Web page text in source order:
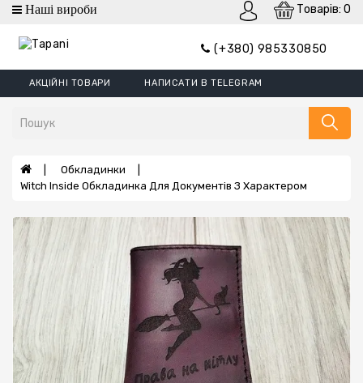
(+380) 985330850
Товарів: 0
Категорії
Гаманці
Гаманці
Затискач
Обкладинки
Гаманці
XL
Борсетки
Ремені
Сумки
Шеврони
Ключниці
АКЦІЙНІ ТОВАРИ НАПИСАТИ В TELEGRAM
Обкладинки
Witch Inside Обкладинка Для Документів З Характером